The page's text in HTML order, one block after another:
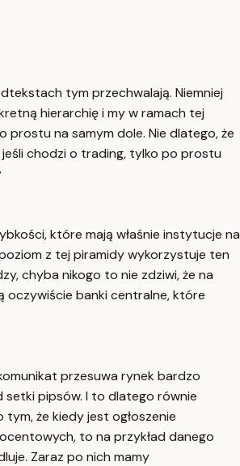
tym przechwalają. Niemniej
hierarchię i my w ramach tej
prostu na samym dole. Nie dlatego, że
jeśli chodzi o trading, tylko po prostu
które mają właśnie instytucje na
z tej piramidy wykorzystuje ten
chyba nikogo to nie zdziwi, że na
oczywiście banki centralne, które
przesuwa rynek bardzo
setki pipsów. I to dlatego równie
że kiedy jest ogłoszenie
to na przykład danego
Zaraz po nich mamy